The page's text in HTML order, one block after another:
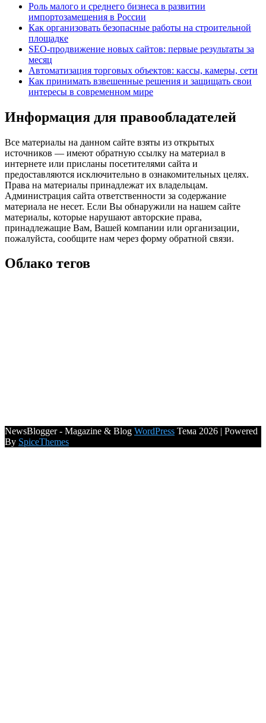
Роль малого и среднего бизнеса в развитии
импортозамещения в России
Как организовать безопасные работы на строительной
площадке
SEO-продвижение новых сайтов: первые результаты за
месяц
Автоматизация торговых объектов: кассы, камеры, сети
Как принимать взвешенные решения и защищать свои
интересы в современном мире
Информация для правообладателей
Все материалы на данном сайте взяты из открытых
источников — имеют обратную ссылку на материал в
интернете или присланы посетителями сайта и
предоставляются исключительно в ознакомительных целях.
Права на материалы принадлежат их владельцам.
Администрация сайта ответственности за содержание
материала не несет. Если Вы обнаружили на нашем сайте
материалы, которые нарушают авторские права,
принадлежащие Вам, Вашей компании или организации,
пожалуйста, сообщите нам через форму обратной связи.
Облако тегов
NewsBlogger - Magazine & Blog WordPress Тема 2026 | Powered
By SpiceThemes